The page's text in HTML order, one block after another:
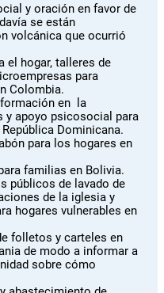
y oración en favor de
se están
volcánica que ocurrió
el hogar, talleres de
para
Colombia.
en la
y apoyo psicosocial para
Dominicana.
para los hogares en
familias en Bolivia.
públicos de lavado de
de la iglesia y
hogares vulnerables en
folletos y carteles en
de modo a informar a
sobre cómo